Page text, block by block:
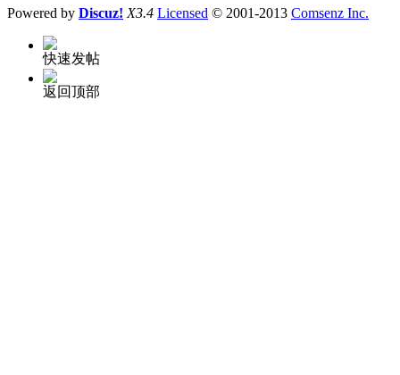
Powered by Discuz! X3.4 Licensed © 2001-2013 Comsenz Inc.
快速发帖
返回顶部